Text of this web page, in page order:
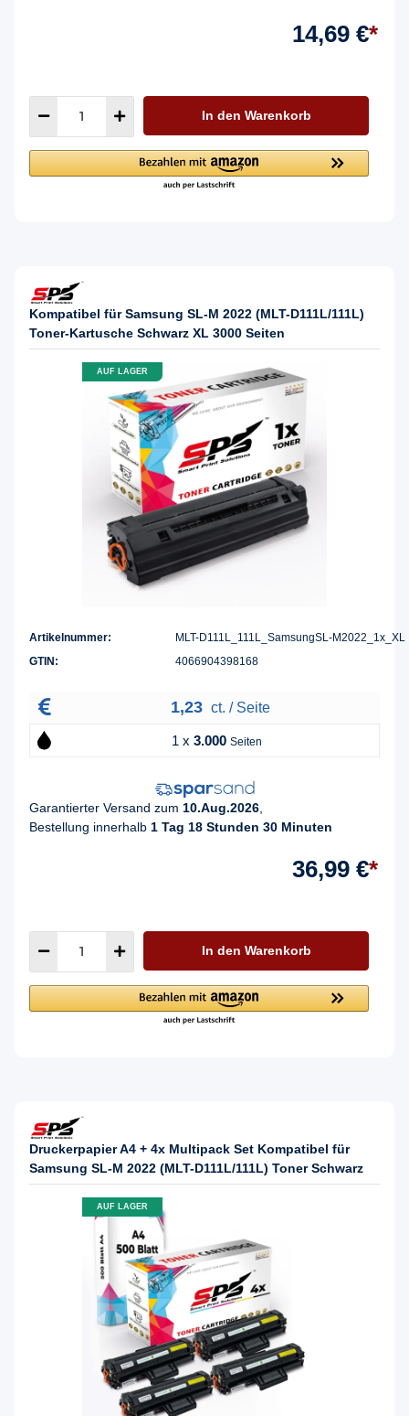
14,69 €*
In den Warenkorb
Kompatibel für Samsung SL-M 2022 (MLT-D111L/111L)
Toner-Kartusche Schwarz XL 3000 Seiten
AUF LAGER
Artikelnummer:
MLT-D111L_111L_SamsungSL-M2022_1x_XL
GTIN:
4066904398168
1,23 ct. / Seite
1 x 3.000 Seiten
Garantierter Versand zum 10.Aug.2026
Bestellung innerhalb 1 Tag 18 Stunden 30 Minuten
36,99 €*
In den Warenkorb
Druckerpapier A4 + 4x Multipack Set Kompatibel für
Samsung SL-M 2022 (MLT-D111L/111L) Toner Schwarz
AUF LAGER